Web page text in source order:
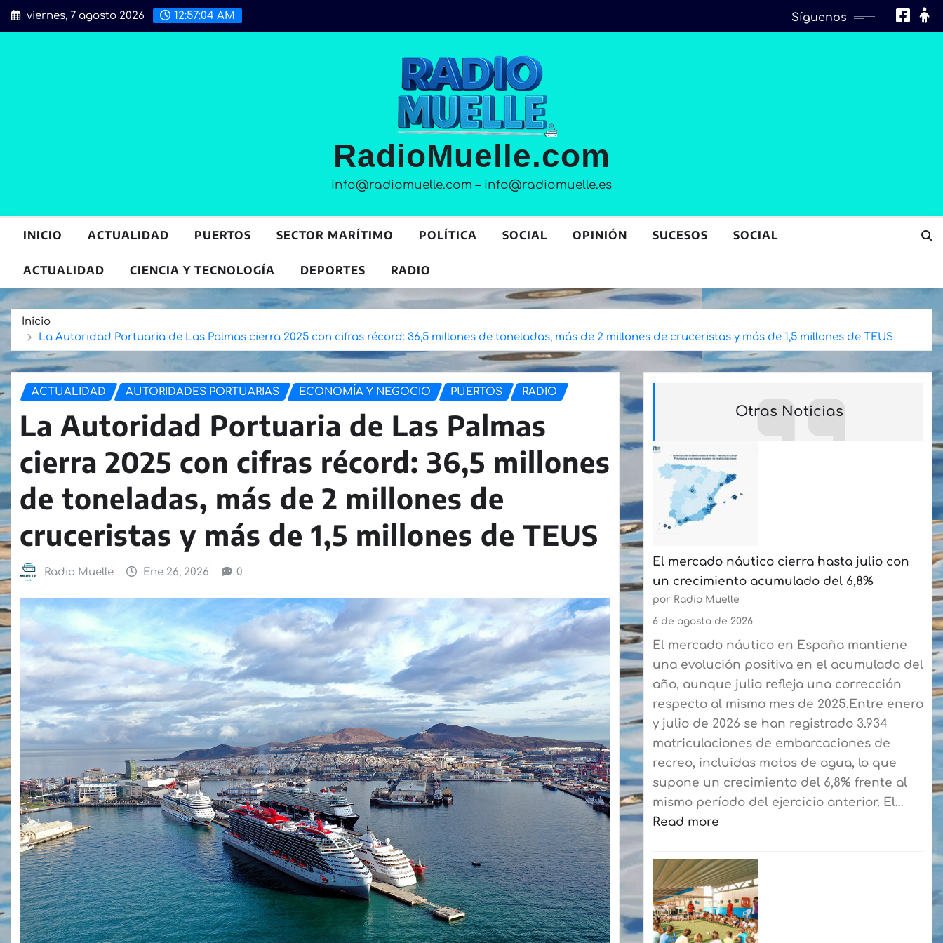
Saltar
al
viernes, 7 agosto 2026 12:57:06 AM Síguenos
RadioMuelle.com
info@radiomuelle.com – info@radiomuelle.es
INICIO ACTUALIDAD PUERTOS SECTOR MARÍTIMO POLÍTICA SOCIAL OPINIÓN SUCESOS SOCIAL
ACTUALIDAD CIENCIA Y TECNOLOGÍA DEPORTES RADIO
Inicio
La Autoridad Portuaria de Las Palmas cierra 2025 con cifras récord: 36,5 millones de toneladas, más de 2 millones de cruceristas y más de 1,5 millones de TEUS
ACTUALIDAD AUTORIDADES PORTUARIAS ECONOMÍA Y NEGOCIO PUERTOS RADIO
La Autoridad Portuaria de Las Palmas
cierra 2025 con cifras récord: 36,5 millones
de toneladas, más de 2 millones de
cruceristas y más de 1,5 millones de TEUS
Radio Muelle Ene 26, 2026 0
Otras Noticias
El mercado náutico cierra hasta julio con
un crecimiento acumulado del 6,8%
por Radio Muelle
6 de agosto de 2026
El mercado náutico en España mantiene
una evolución positiva en el acumulado del
año, aunque julio refleja una corrección
respecto al mismo mes de 2025.Entre enero
y julio de 2026 se han registrado 3.934
matriculaciones de embarcaciones de
recreo, incluidas motos de agua, lo que
supone un crecimiento del 6,8% frente al
mismo período del ejercicio anterior. El…
Read more
El
mercado
náutico
cierra
hasta